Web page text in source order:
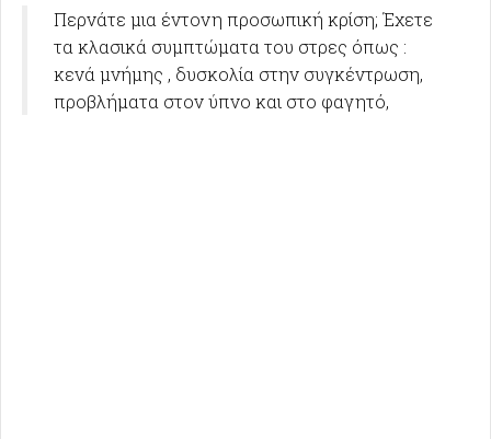
Περνάτε μια έντονη προσωπική κρίση; Έχετε
τα κλασικά συμπτώματα του στρες όπως :
κενά μνήμης , δυσκολία στην συγκέντρωση,
προβλήματα στον ύπνο και στο φαγητό,